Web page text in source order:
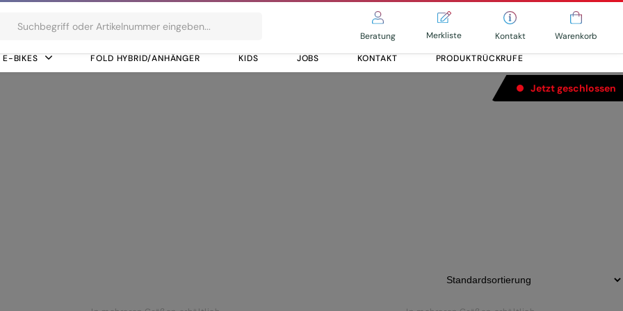
Beratung Merkliste Kontakt
Warenkorb
E-BIKES FOLD HYBRID/ANHÄNGER KIDS JOBS KONTAKT PRODUKTRÜCKRUFE
Jetzt geschlossen